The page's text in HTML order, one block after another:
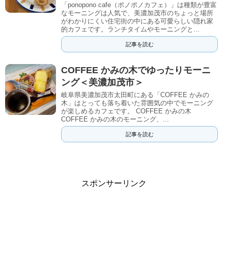
「ponopono cafe（ポノポノカフェ）」は種類が豊富
なモーニングは人気で、美濃加茂市のちょっと場所
がわかりにくい住宅街の中にある可愛らしい隠れ家
的カフェです。ランチタイムやモーニングと...
記事を読む
COFFEE かみの木でゆったりモーニ
ング＜美濃加茂市＞
岐阜県美濃加茂市太田町にある「COFFEE かみの
木」はとっても落ち着いた雰囲気の中でモーニング
が楽しめるカフェです。 COFFEE かみの木
COFFEE かみの木のモーニング、...
記事を読む
スポンサーリンク